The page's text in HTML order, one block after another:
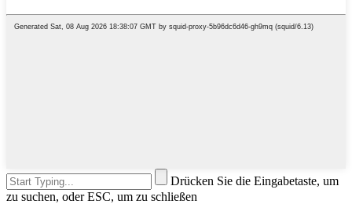
Drücken Sie die Eingabetaste, um
zu suchen, oder ESC, um zu schließen